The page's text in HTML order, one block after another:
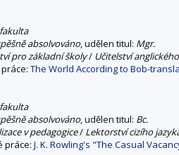
absolvováno, udělen titul: Mgr.
pro základní školy/ Učitelství
The World According to Bob-
absolvováno, udělen titul: Bc.
v pedagogice/ Lektorství cizího
práce: J. K. Rowling's "The Casual